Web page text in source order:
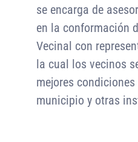
se encarga de
en la conformación
Vecinal con
la cual los vecinos
mejores condiciones
municipio y otras